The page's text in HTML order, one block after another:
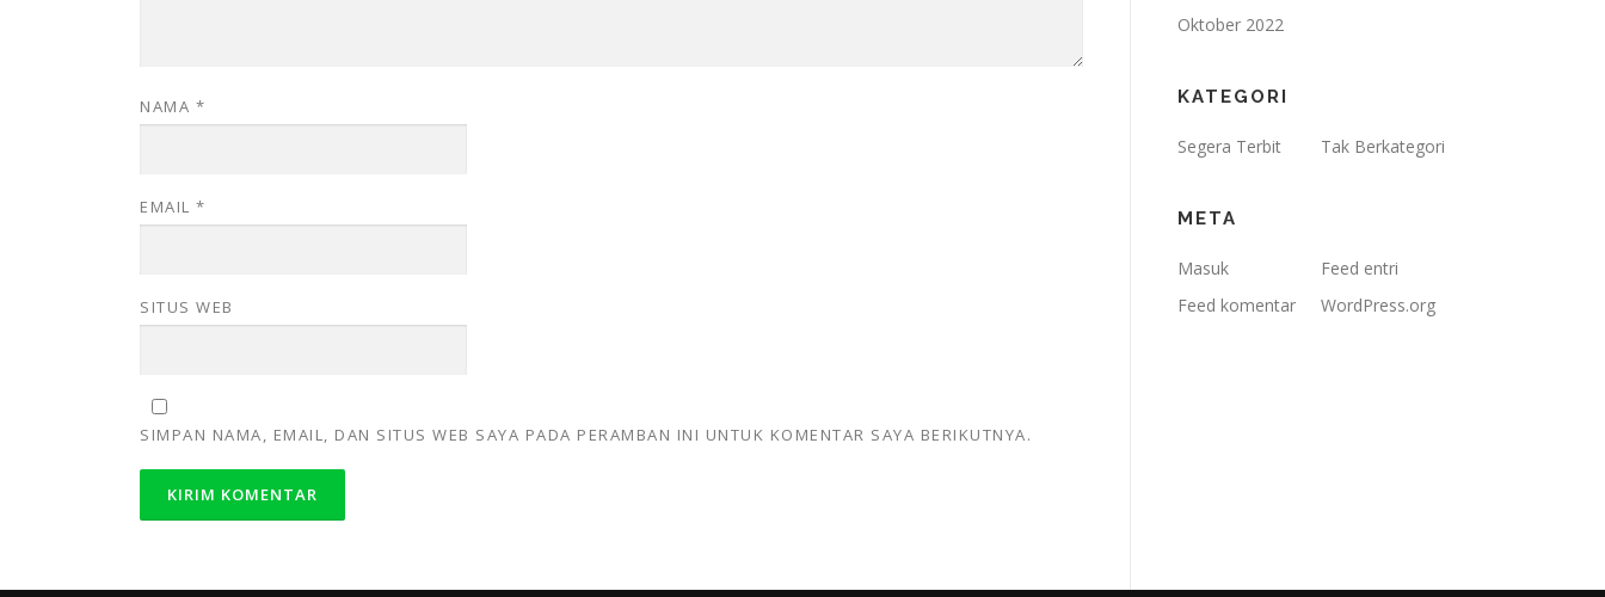
NAMA *
EMAIL *
SITUS WEB
SIMPAN NAMA, EMAIL, DAN SITUS WEB SAYA PADA PERAMBAN INI UNTUK KOMENTAR SAYA BERIKUTNYA.
Oktober 2022
KATEGORI
Segera Terbit Tak Berkategori
META
Masuk
Feed entri
Feed komentar
WordPress.org